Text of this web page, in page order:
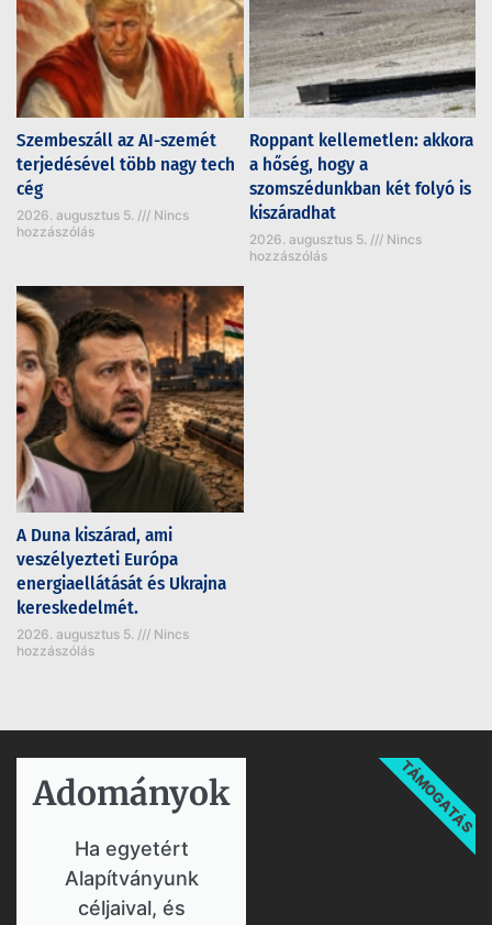
Szembeszáll az AI-szemét
terjedésével több nagy tech
cég
2026. augusztus 5.
Nincs
hozzászólás
Roppant kellemetlen: akkora
a hőség, hogy a
szomszédunkban két folyó is
kiszáradhat
2026. augusztus 5.
Nincs
hozzászólás
A Duna kiszárad, ami
veszélyezteti Európa
energiaellátását és Ukrajna
kereskedelmét.
2026. augusztus 5.
Nincs
hozzászólás
Adományok​
Ha egyetért
Alapítványunk
céljaival, és
TÁMOGATÁS